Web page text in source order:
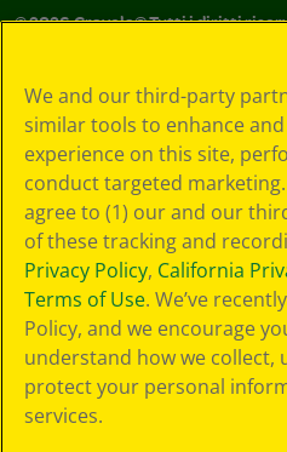
©2026Crayola® Tutti i diritti
in materia di
privacy
Informativa sulla
privacy
Termini SMS
GDPR
Informativa sulla
privacy di CA
Technologies
Preferenze cookie
Condizioni d'uso
Accessibilità web
Mappa del sito
We and our third-party
similar tools to enhance
experience on this site,
conduct targeted
agree to (1) our and our
of these tracking and
Privacy Policy, California
Terms of Use. We’ve
Policy, and we encourage
understand how we collect,
protect your personal
services.